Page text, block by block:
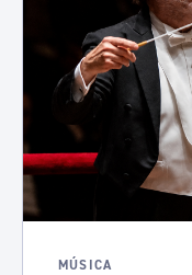
MÚSICA